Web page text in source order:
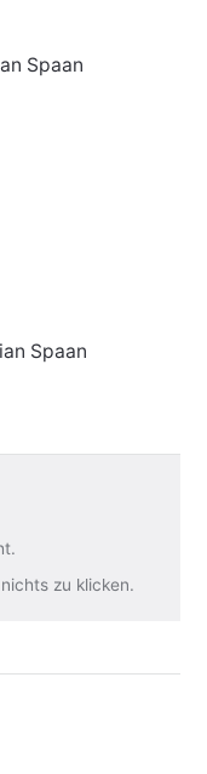
Spaan
Spaan
zu klicken.